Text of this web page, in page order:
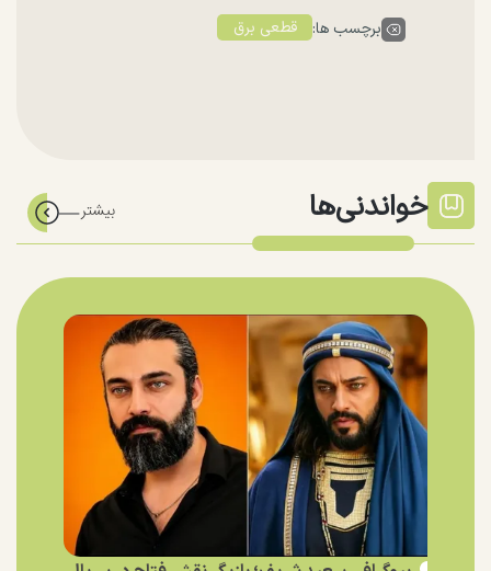
برچسب ها: قطعی برق
خواندنی‌ها